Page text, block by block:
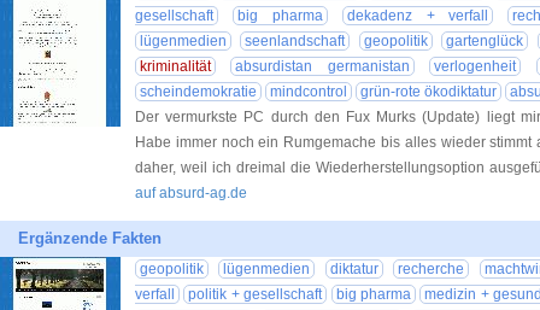
gesellschaft
big pharma dekadenz + verfall
lügenmedien
seenlandschaft geopolitik
gartenglück
kriminalität
absurdistan germanistan
verlogenheit
scheindemokratie
mindcontrol grün-rote ökodiktatur
Der vermurkste PC durch den Fux Murks (Update) liegt
Habe immer noch ein Rumgemache bis alles wieder
daher, weil ich dreimal die Wiederherstellungsoption
auf absurd-ag.de
Ergänzende Fakten
geopolitik lügenmedien diktatur recherche
verfall
politik + gesellschaft big pharma
medizin +